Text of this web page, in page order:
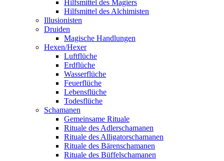
Hilfsmittel des Magiers
Hilfsmittel des Alchimisten
Illusionisten
Druiden
Magische Handlungen
Hexen/Hexer
Luftflüche
Erdflüche
Wasserflüche
Feuerflüche
Lebensflüche
Todesflüche
Schamanen
Gemeinsame Rituale
Rituale des Adlerschamanen
Rituale des Alligatorschamanen
Rituale des Bärenschamanen
Rituale des Büffelschamanen